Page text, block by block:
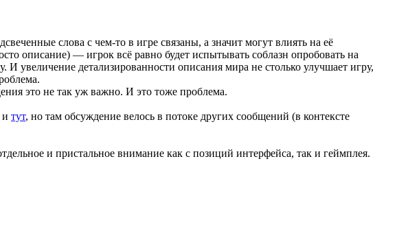
слова с чем-то в игре связаны, а значит могут влиять на её
описание) — игрок всё равно будет испытывать соблазн опробовать на
детализированности описания мира не столько улучшает игру,
это не так уж важно. И это тоже проблема.
и тут, но там обсуждение велось в потоке других сообщений (в контексте
и пристальное внимание как с позиций интерфейса, так и геймплея.